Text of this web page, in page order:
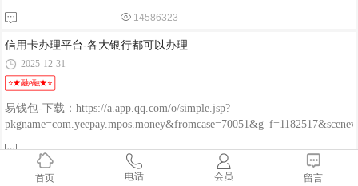
POS：http://oss.flmyzf.com/yzf/html/regist/index.html?phone=%E4%
14586323
信用卡办理平台-各大银行都可以办理
2025-12-31
⭐★融e融★⭐
易钱包-下载：https://a.app.qq.com/o/simple.jsp?
POS：http://oss.flmyzf.com/yzf/html/regist/index.html?phone=%E4%
手机POS机-码牌多商收款-融e融APP-公众服务号小蚂蚁金
首页 电话 会员 留言